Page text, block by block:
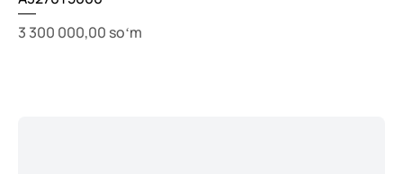
Price
3 300 000,00 soʻm